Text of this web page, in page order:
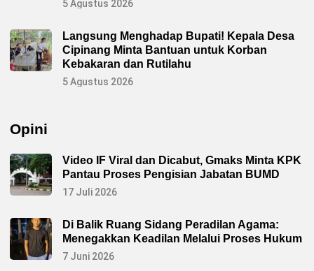
5 Agustus 2026
Langsung Menghadap Bupati! Kepala Desa
Cipinang Minta Bantuan untuk Korban
Kebakaran dan Rutilahu
5 Agustus 2026
Opini
Video IF Viral dan Dicabut, Gmaks Minta KPK
Pantau Proses Pengisian Jabatan BUMD
17 Juli 2026
Di Balik Ruang Sidang Peradilan Agama:
Menegakkan Keadilan Melalui Proses Hukum
7 Juni 2026